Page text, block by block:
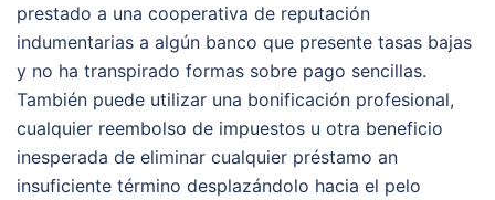
prestado a una cooperativa de reputación
indumentarias a algún banco que presente tasas bajas
y no ha transpirado formas sobre pago sencillas.
También puede utilizar una bonificación profesional,
cualquier reembolso de impuestos u otra beneficio
inesperada de eliminar cualquier préstamo an
insuficiente término desplazándolo hacia el pelo